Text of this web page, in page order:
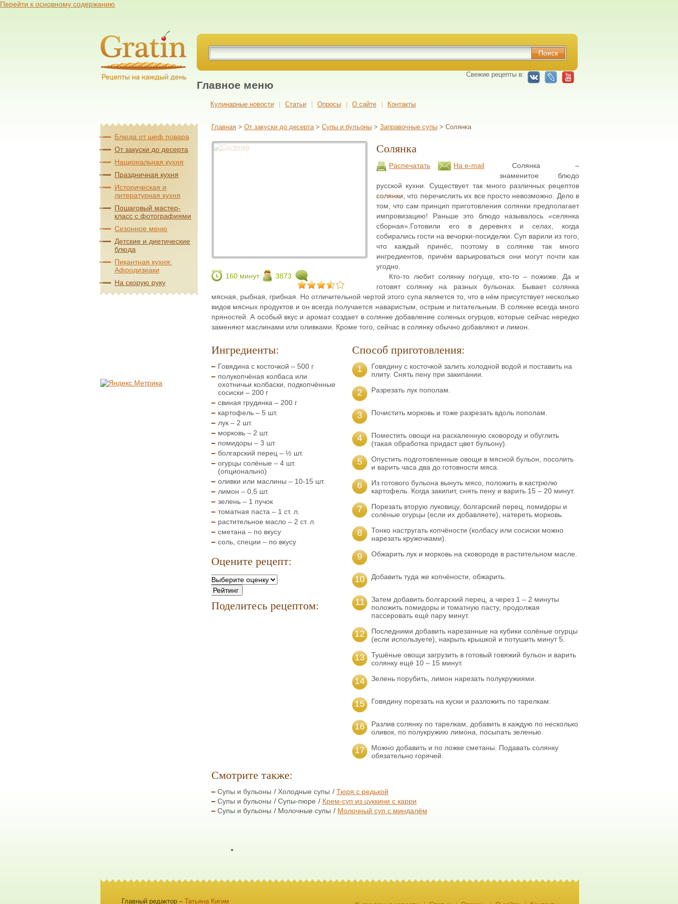
Перейти к основному содержанию
Свежие рецепты в:
Главное меню
Кулинарные новости Cтатьи Опросы О сайте Контакты
Главная > От закуски до десерта > Супы и бульоны > Заправочные супы > Солянка
160 минут 3873
Солянка
Распечатать На e-mail
Солянка –
знаменитое блюдо
русской кухни. Существует так много различных рецептов
солянки , что перечислить их все просто невозможно. Дело в
том, что сам принцип приготовления солянки предполагает
импровизацию! Раньше это блюдо называлось «селянка
сборная».Готовили его в деревнях и селах, когда
собирались гости на вечорки-посиделки. Суп варили из того,
что каждый принёс, поэтому в солянке так много
ингредиентов, причём варьироваться они могут почти как
угодно.
Кто-то любит солянку погуще, кто-то – пожиже. Да и
готовят солянку на разных бульонах. Бывает солянка
мясная, рыбная, грибная. Но отличительной чертой этого супа является то, что в нём присутствует несколько
видов мясных продуктов и он всегда получается наваристым, острым и питательным. В солянке всегда много
пряностей. А особый вкус и аромат создает в солянке добавление соленых огурцов, которые сейчас нередко
заменяют маслинами или оливками. Кроме того, сейчас в солянку обычно добавляют и лимон.
Ингредиенты:
Говядина с косточкой – 500 г
полукопчёная колбаса или
охотничьи колбаски, подкопчённые
сосиски – 200 г
свиная грудинка – 200 г
картофель – 5 шт.
лук – 2 шт.
морковь – 2 шт.
помидоры – 3 шт.
болгарский перец – ½ шт.
огурцы солёные – 4 шт.
(опционально)
оливки или маслины – 10-15 шт.
лимон – 0,5 шт.
зелень – 1 пучок
томатная паста – 1 ст. л.
растительное масло – 2 ст. л.
сметана – по вкусу
соль, специи – по вкусу
Оцените рецепт:
Поделитесь рецептом:
Способ приготовления:
1
Говядину с косточкой залить холодной водой и поставить на
плиту. Снять пену при закипании.
2 Разрезать лук пополам.
3 Почистить морковь и тоже разрезать вдоль пополам.
4
Поместить овощи на раскаленную сковороду и обуглить
(такая обработка придаст цвет бульону).
5
Опустить подготовленные овощи в мясной бульон, посолить
и варить часа два до готовности мяса.
6
Из готового бульона вынуть мясо, положить в кастрюлю
картофель. Когда закипит, снять пену и варить 15 – 20 минут.
7
Порезать вторую луковицу, болгарский перец, помидоры и
солёные огурцы (если их добавляете), натереть морковь.
8
Тонко настругать копчёности (колбасу или сосиски можно
нарезать кружочками).
9 Обжарить лук и морковь на сковороде в растительном масле.
10 Добавить туда же копчёности, обжарить.
11
Затем добавить болгарский перец, а через 1 – 2 минуты
положить помидоры и томатную пасту, продолжая
пассеровать ещё пару минут.
12
Последними добавить нарезанные на кубики солёные огурцы
(если используете), накрыть крышкой и потушить минут 5.
13
Тушёные овощи загрузить в готовый говяжий бульон и варить
солянку ещё 10 – 15 минут.
14 Зелень порубить, лимон нарезать полукружиями.
15 Говядину порезать на куски и разложить по тарелкам.
16
Разлив солянку по тарелкам, добавить в каждую по несколько
оливок, по полукружию лимона, посыпать зеленью.
17
Можно добавить и по ложке сметаны. Подавать солянку
обязательно горячей.
Смотрите также:
Супы и бульоны Холодные супы
Тюря с редькой
Супы и бульоны
Супы-пюре
Крем-суп из цуккини с карри
Супы и бульоны
Молочные супы Молочный суп с миндалём
Блюда от шеф повара
От закуски до десерта
Национальная кухня
Праздничная кухня
Историческая и
литературная кухня
Пошаговый мастер-
класс с фотографиями
Сезонное меню
Детские и диетические
блюда
Пикантная кухня:
Афродизиаки
На скорую руку
Главный редактор – Татьяна Кигим